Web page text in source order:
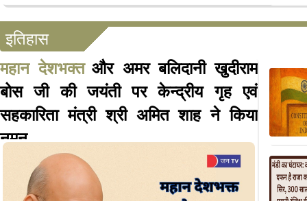
इतिहास
महान देशभक्त और अमर बलिदानी खुदीराम
बोस जी की जयंती पर केन्द्रीय गृह एवं
सहकारिता मंत्री श्री अमित शाह ने किया
नमन